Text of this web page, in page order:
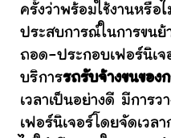
ครั้งว่าพร้อมใช้งานหรือ
ประสบการณ์ในการขน
ถอด-ประกอบเฟอร์นิเจ
บริการรถรับจ้างขนของ
เวลาเป็นอย่างดี มีการว
เฟอร์นิเจอร์โดยจัดเวล